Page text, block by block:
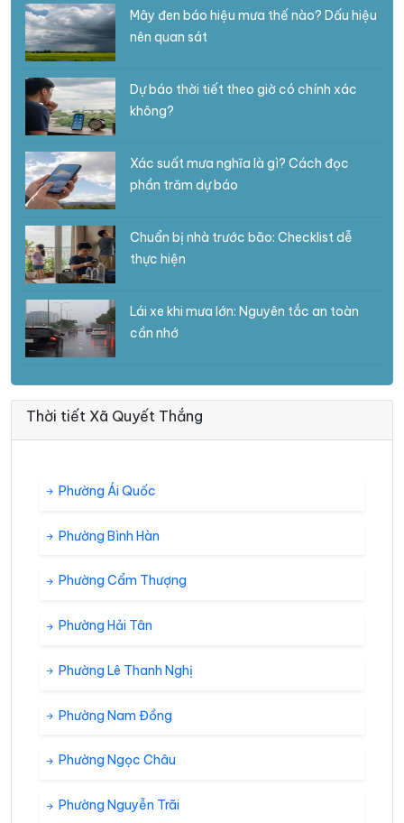
Mây đen báo hiệu mưa thế nào? Dấu hiệu
nên quan sát
Dự báo thời tiết theo giờ có chính xác
không?
Xác suất mưa nghĩa là gì? Cách đọc
phần trăm dự báo
Chuẩn bị nhà trước bão: Checklist dễ
thực hiện
Lái xe khi mưa lớn: Nguyên tắc an toàn
cần nhớ
Thời tiết Xã Quyết Thắng
Phường Ái Quốc
Phường Bình Hàn
Phường Cẩm Thượng
Phường Hải Tân
Phường Lê Thanh Nghị
Phường Nam Đồng
Phường Ngọc Châu
Phường Nguyễn Trãi